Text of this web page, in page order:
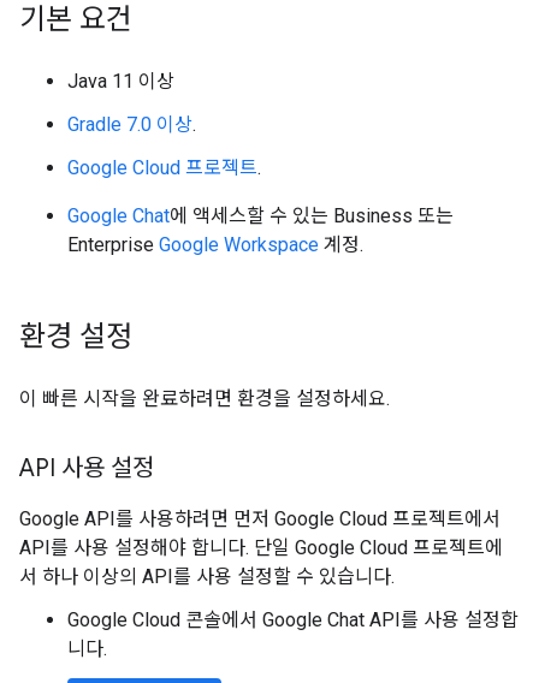
기본 요건
Java 11 이상
Gradle 7.0 이상.
Google Cloud 프로젝트.
Google Chat에 액세스할 수 있는 Business 또는
Enterprise Google Workspace 계정.
환경 설정
이 빠른 시작을 완료하려면 환경을 설정하세요.
API 사용 설정
Google API를 사용하려면 먼저 Google Cloud 프로젝트에서
API를 사용 설정해야 합니다. 단일 Google Cloud 프로젝트에
서 하나 이상의 API를 사용 설정할 수 있습니다.
Google Cloud 콘솔에서 Google Chat API를 사용 설정합
니다.